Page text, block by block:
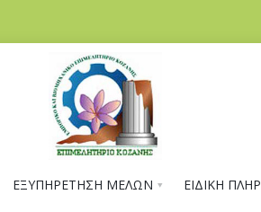
ΕΞΥΠΗΡΕΤΗΣΗ ΜΕΛΩΝ ΕΙΔΙΚΗ